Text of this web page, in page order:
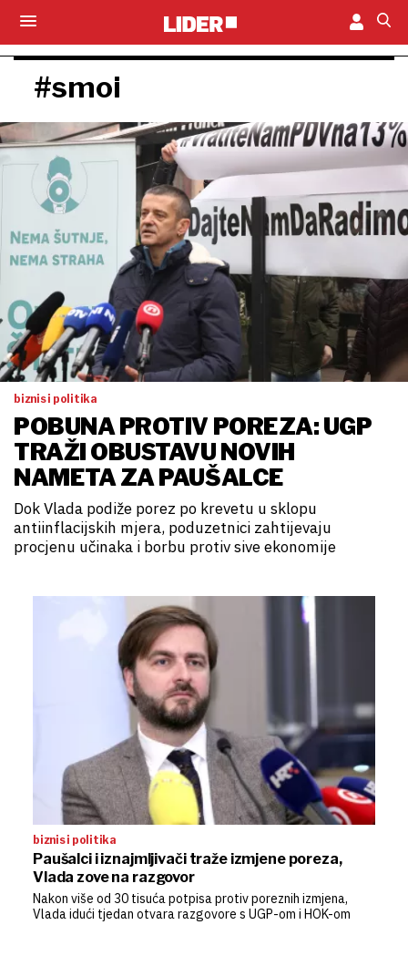
#smoi
biznis i politika
POBUNA PROTIV POREZA: UGP
TRAŽI OBUSTAVU NOVIH
NAMETA ZA PAUŠALCE
Dok Vlada podiže porez po krevetu u sklopu
antiinflacijskih mjera, poduzetnici zahtijevaju
procjenu učinaka i borbu protiv sive ekonomije
biznis i politika
Paušalci i iznajmljivači traže izmjene poreza,
Vlada zove na razgovor
Nakon više od 30 tisuća potpisa protiv poreznih izmjena,
Vlada idući tjedan otvara razgovore s UGP-om i HOK-om